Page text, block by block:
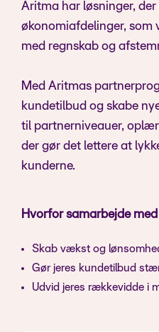
Aritma har løsninger,
økonomiafdelinger, som
med regnskab og
Med Aritmas
kundetilbud og skabe
til partnerniveauer,
der gør det lettere at
kunderne.
Hvorfor samarbejde
Skab vækst og
Gør jeres kundetilbud
Udvid jeres rækkevidde i